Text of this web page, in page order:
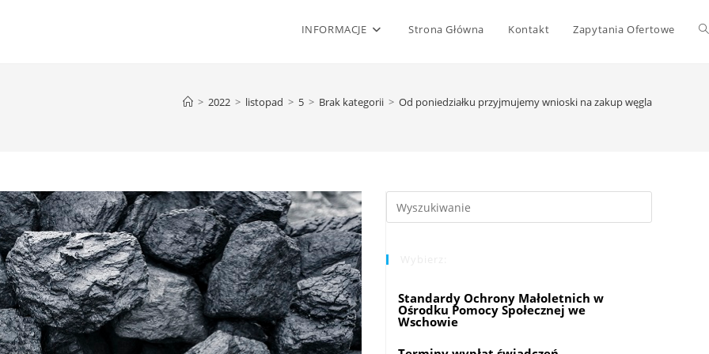
INFORMACJE Strona Główna Kontakt Zapytania Ofertowe
> 2022 > listopad > 5 > Brak kategorii > Od poniedziałku przyjmujemy wnioski na zakup węgla
Escape
Standardy Ochrony Małoletnich w
Ośrodku Pomocy Społecznej we
Wschowie